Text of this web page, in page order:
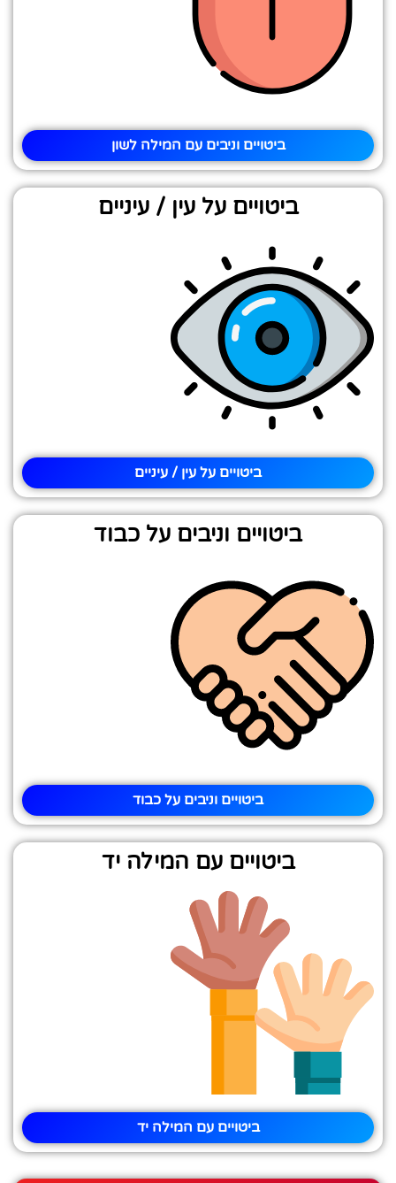
ביטויים וניבים עם המילה לשון
ביטויים על עין / עיניים
ביטויים על עין / עיניים
ביטויים וניבים על כבוד
ביטויים וניבים על כבוד
ביטויים עם המילה יד
ביטויים עם המילה יד